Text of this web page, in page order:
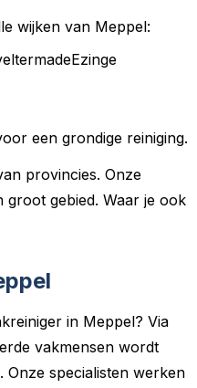
wijken van Meppel:
Ezinge
een grondige reiniging.
provincies. Onze
groot gebied. Waar je ook
in Meppel? Via
vakmensen wordt
specialisten werken